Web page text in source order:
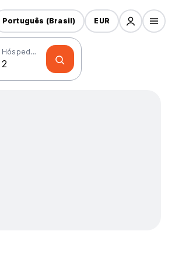
Hóspedes
Português (Brasil) EUR